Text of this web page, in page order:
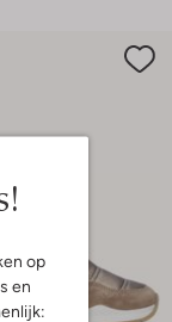
op
en